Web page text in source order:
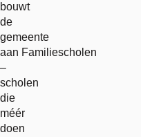
bouwt
de
gemeente
aan Familiescholen
–
scholen
die
méér
doen